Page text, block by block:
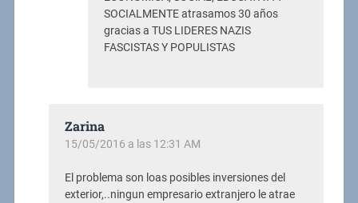
SOCIALMENTE atrasamos 30 años
gracias a TUS LIDERES NAZIS
FASCISTAS Y POPULISTAS
Zarina
15/05/2016 a las 12:31 AM
El problema son loas posibles inversiones del
exterior,..ningun empresario extranjero le atrae